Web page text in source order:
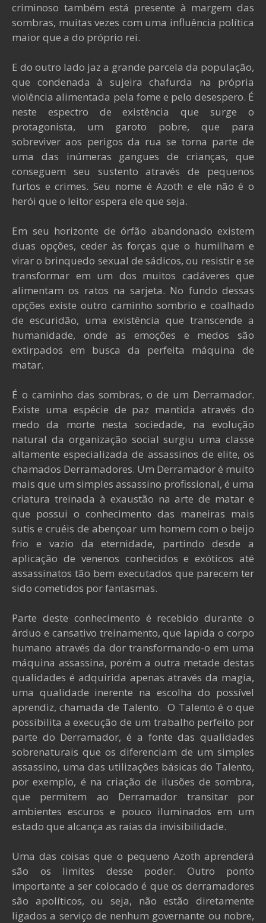
criminoso também está presente à margem das
sombras, muitas vezes com uma influência política
maior que a do próprio rei.
E do outro lado jaz a grande parcela da população,
que condenada à sujeira chafurda na própria
violência alimentada pela fome e pelo desespero. É
neste espectro de existência que surge o
protagonista, um garoto pobre, que para
sobreviver aos perigos da rua se torna parte de
uma das inúmeras gangues de crianças, que
conseguem seu sustento através de pequenos
furtos e crimes. Seu nome é Azoth e ele não é o
herói que o leitor espera ele que seja.
Em seu horizonte de órfão abandonado existem
duas opções, ceder às forças que o humilham e
virar o brinquedo sexual de sádicos, ou resistir e se
transformar em um dos muitos cadáveres que
alimentam os ratos na sarjeta. No fundo dessas
opções existe outro caminho sombrio e coalhado
de escuridão, uma existência que transcende a
humanidade, onde as emoções e medos são
extirpados em busca da perfeita máquina de
matar.
É o caminho das sombras, o de um Derramador.
Existe uma espécie de paz mantida através do
medo da morte nesta sociedade, na evolução
natural da organização social surgiu uma classe
altamente especializada de assassinos de elite, os
chamados Derramadores. Um Derramador é muito
mais que um simples assassino profissional, é uma
criatura treinada à exaustão na arte de matar e
que possui o conhecimento das maneiras mais
sutis e cruéis de abençoar um homem com o beijo
frio e vazio da eternidade, partindo desde a
aplicação de venenos conhecidos e exóticos até
assassinatos tão bem executados que parecem ter
sido cometidos por fantasmas.
Parte deste conhecimento é recebido durante o
árduo e cansativo treinamento, que lapida o corpo
humano através da dor transformando-o em uma
máquina assassina, porém a outra metade destas
qualidades é adquirida apenas através da magia,
uma qualidade inerente na escolha do possível
aprendiz, chamada de Talento. O Talento é o que
possibilita a execução de um trabalho perfeito por
parte do Derramador, é a fonte das qualidades
sobrenaturais que os diferenciam de um simples
assassino, uma das utilizações básicas do Talento,
por exemplo, é na criação de ilusões de sombra,
que permitem ao Derramador transitar por
ambientes escuros e pouco iluminados em um
estado que alcança as raias da invisibilidade.
Uma das coisas que o pequeno Azoth aprenderá
são os limites desse poder. Outro ponto
importante a ser colocado é que os derramadores
são apolíticos, ou seja, não estão diretamente
ligados a serviço de nenhum governante ou nobre,